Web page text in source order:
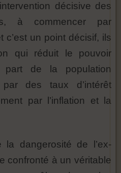
décisive des
à commencer par
c’est un point décisif, ils
qui réduit le pouvoir
part de la population
par des taux d’intérêt
par l’inflation et la
dangerosité de l’ex-
confronté à un véritable